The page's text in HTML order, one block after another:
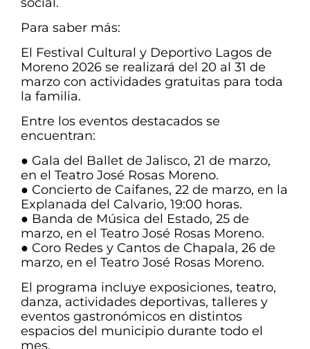
Para saber más:
El Festival Cultural y Deportivo Lagos de
Moreno 2026 se realizará del 20 al 31 de
marzo con actividades gratuitas para toda
la familia.
Entre los eventos destacados se
encuentran:
● Gala del Ballet de Jalisco, 21 de marzo,
en el Teatro José Rosas Moreno.
● Concierto de Caifanes, 22 de marzo, en la
Explanada del Calvario, 19:00 horas.
● Banda de Música del Estado, 25 de
marzo, en el Teatro José Rosas Moreno.
● Coro Redes y Cantos de Chapala, 26 de
marzo, en el Teatro José Rosas Moreno.
El programa incluye exposiciones, teatro,
danza, actividades deportivas, talleres y
eventos gastronómicos en distintos
espacios del municipio durante todo el
mes.